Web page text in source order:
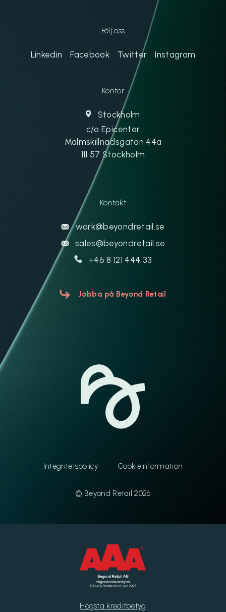
Följ oss
Linkedin Facebook Twitter Instagram
Kontor
Stockholm
c/o Epicenter
Malmskillnadsgatan 44a
111 57 Stockholm
Kontakt
work@beyondretail.se
sales@beyondretail.se
+46 8 121 444 33
Jobba på Beyond Retail
Integritetspolicy Cookieinformation
© Beyond Retail 2026
Högsta kreditbetyg